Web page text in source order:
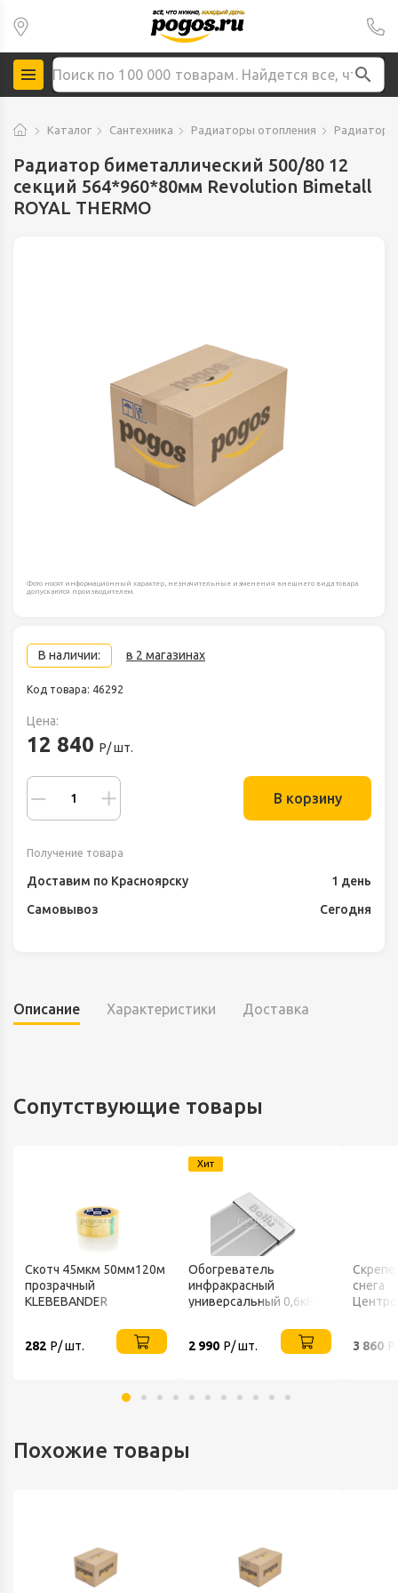
Каталог Сантехника Радиаторы отопления Радиаторы
Радиатор биметаллический 500/80 12
секций 564*960*80мм Revolution Bimetall
ROYAL THERMO
Фото носят информационный характер, незначительные изменения внешнего вида товара
допускаются производителем.
В наличии: в 2 магазинах
Код товара: 46292
Цена:
12 840 Р/ шт.
В корзину
Получение товара
Доставим по Красноярску
1 день
Самовывоз
Сегодня
Описание Характеристики Доставка
Сопутствующие товары
Скотч 45мкм 50мм120м
прозрачный
KLEBEBANDER
282 Р/ шт.
Хит
Обогреватель
инфракрасный
универсальный 0,6кВт
2 990 Р/ шт.
снега
3 860
Похожие товары